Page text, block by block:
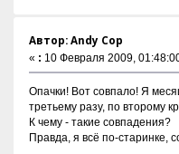
Автор: Andy Cop
« : 10 Февраля 2009,
Опачки! Вот совпало! Я
третьему разу, по второму
К чему - такие совпадения?
Правда, я всё по-старинке,